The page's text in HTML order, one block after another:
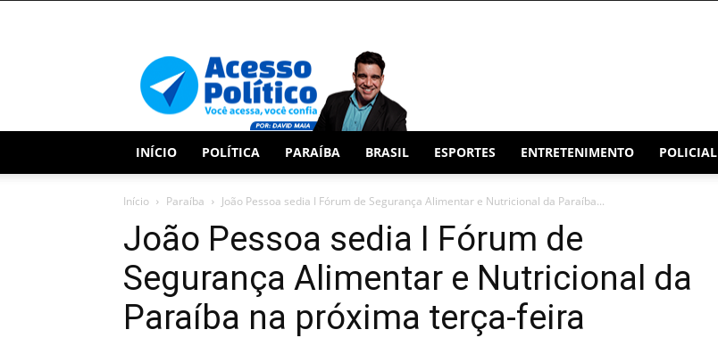
INÍCIO POLÍTICA PARAÍBA BRASIL ESPORTES ENTRETENIMENTO POLICIAL
Início Paraíba João Pessoa sedia I Fórum de Segurança Alimentar e Nutricional da Paraíba...
João Pessoa sedia I Fórum de
Segurança Alimentar e Nutricional da
Paraíba na próxima terça-feira